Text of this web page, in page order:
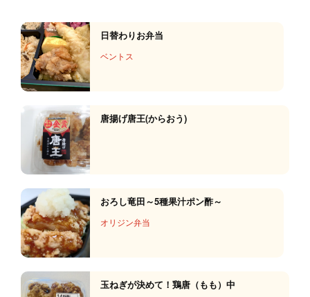
日替わりお弁当
ベントス
唐揚げ唐王(からおう)
おろし竜田～5種果汁ポン酢～
オリジン弁当
玉ねぎが決めて！鶏唐（もも）中